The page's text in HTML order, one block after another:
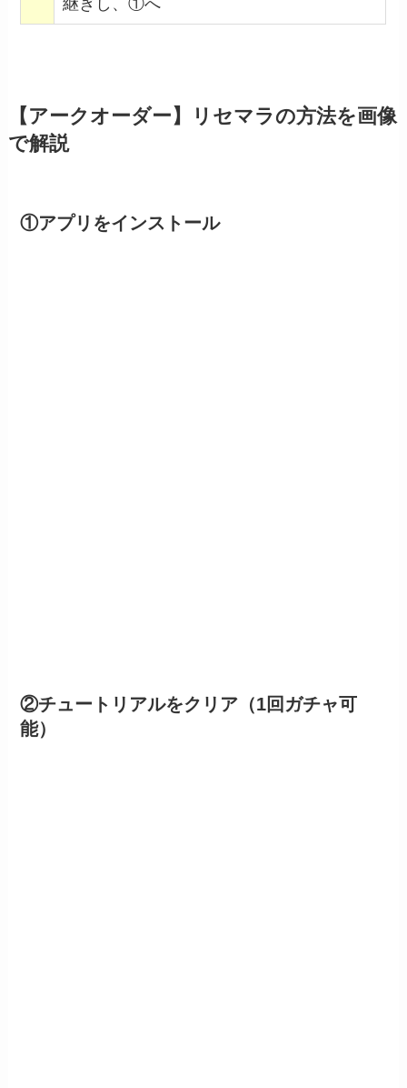
【アークオーダー】リセマラの方法を画像
で解説
①アプリをインストール
②チュートリアルをクリア（1回ガチャ可
能）